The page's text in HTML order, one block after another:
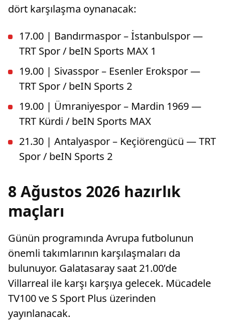
dört karşılaşma oynanacak:
17.00 | Bandırmaspor – İstanbulspor —
TRT Spor / beIN Sports MAX 1
19.00 | Sivasspor – Esenler Erokspor —
TRT Spor / beIN Sports 2
19.00 | Ümraniyespor – Mardin 1969 —
TRT Kürdi / beIN Sports MAX
21.30 | Antalyaspor – Keçiörengücü — TRT
Spor / beIN Sports 2
8 Ağustos 2026 hazırlık
maçları
Günün programında Avrupa futbolunun
önemli takımlarının karşılaşmaları da
bulunuyor. Galatasaray saat 21.00’de
Villarreal ile karşı karşıya gelecek. Mücadele
TV100 ve S Sport Plus üzerinden
yayınlanacak.